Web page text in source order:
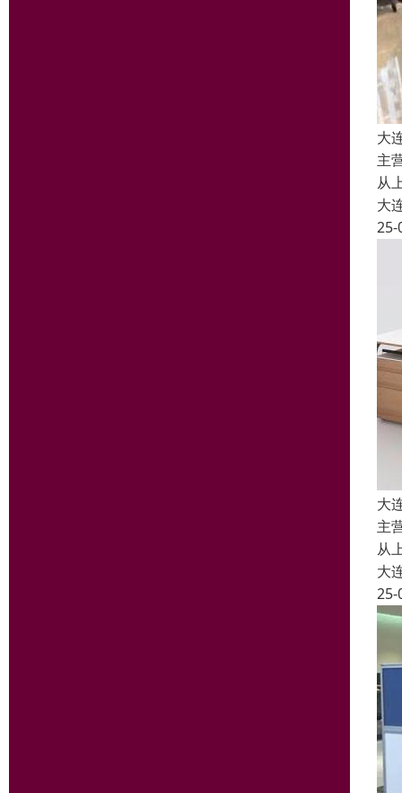
大
主
从
大
25-
大
主
从
大
25-